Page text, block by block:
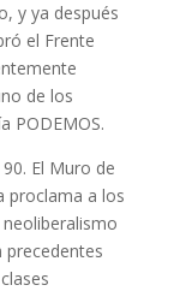
y ya después
el Frente
de los
PODEMOS.
El Muro de
proclama a los
precedentes